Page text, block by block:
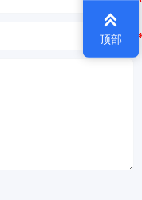

顶部